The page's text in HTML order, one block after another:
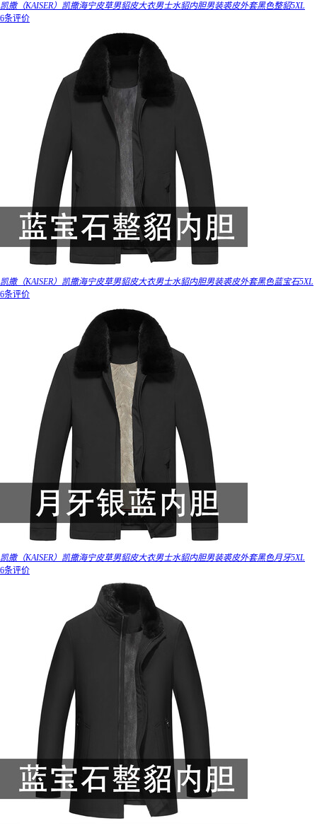
凯撒（KAISER）凯撒海宁皮草男貂皮大衣男士水貂内胆男装裘皮外套黑色整貂5XL
6条评价
凯撒（KAISER）凯撒海宁皮草男貂皮大衣男士水貂内胆男装裘皮外套黑色蓝宝石5XL
6条评价
凯撒（KAISER）凯撒海宁皮草男貂皮大衣男士水貂内胆男装裘皮外套黑色月牙5XL
6条评价